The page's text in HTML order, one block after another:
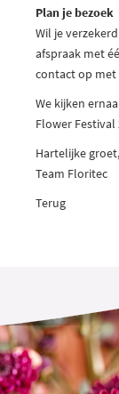
Plan je bezoek
Wil je
afspraak met
contact op met
We kijken
Flower Festival
Hartelijke groet,
Team Floritec
Terug